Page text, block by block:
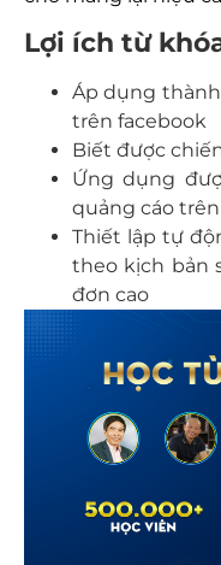
Lợi ích từ
Áp dụng
trên facebook
Biết được
Ứng dụng
quảng cáo
Thiết lập tự
theo kịch bản
đơn cao